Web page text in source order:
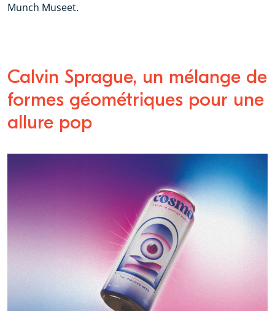
Munch Museet.
Calvin Sprague, un mélange de
formes géométriques pour une
allure pop